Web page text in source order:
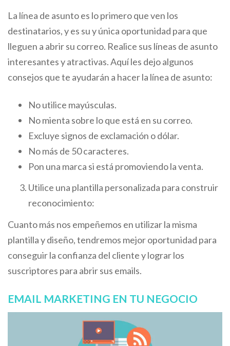
La línea de asunto es lo primero que ven los
destinatarios, y es su y única oportunidad para que
lleguen a abrir su correo. Realice sus líneas de asunto
interesantes y atractivas. Aquí les dejo algunos
consejos que te ayudarán a hacer la línea de asunto:
No utilice mayúsculas.
No mienta sobre lo que está en su correo.
Excluye signos de exclamación o dólar.
No más de 50 caracteres.
Pon una marca si está promoviendo la venta.
Utilice una plantilla personalizada para construir
reconocimiento:
Cuanto más nos empeñemos en utilizar la misma
plantilla y diseño, tendremos mejor oportunidad para
conseguir la confianza del cliente y lograr los
suscriptores para abrir sus emails.
EMAIL MARKETING EN TU NEGOCIO